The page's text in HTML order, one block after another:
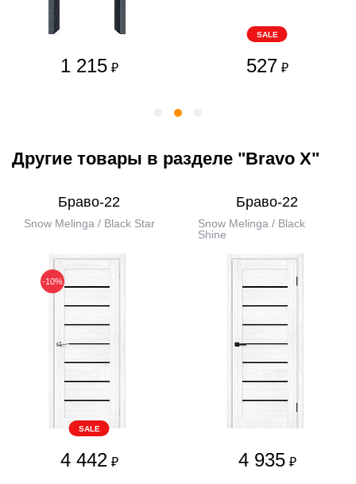
1 215 ₽
SALE
527 ₽
Другие товары в разделе "Bravo X"
Браво-22
Snow Melinga / Black Star
-10%
SALE
4 442 ₽
Браво-22
Snow Melinga / Black
Shine
4 935 ₽